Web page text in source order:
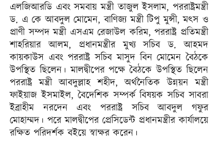
এলজিআরডি এবং সমবায় মন্ত্রী তাজুল ইসলাম, পররাষ্ট্রমন্ত্রী
ড. এ কে আবদুল মোমেন, বাণিজ্য মন্ত্রী টিপু মুন্সী, মৎস ও
প্রাণী সম্পদ মন্ত্রী এসএম রেজাউল করিম, পররাষ্ট্র প্রতিমন্ত্রী
শাহরিয়ার আলম, প্রধানমন্ত্রীর মুখ্য সচিব ড. আহমদ
কায়কাউস এবং পররাষ্ট্র সচিব মাসুদ বিন মোমেন বৈঠকে
উপস্থিত ছিলেন। মালদ্বীপের পক্ষে বৈঠকে উপস্থিত ছিলেন
পররাষ্ট্র মন্ত্রী আবদুল্লাহ শহীদ, অর্থনৈতিক উন্নয়ন মন্ত্রী
ফাইয়াজ ইসমাইল, বৈদেশিক সম্পর্ক বিষয়ক সচিব সাবরা
ইব্রাহীম নরদেন এবং পররাষ্ট্র সচিব আবদুল গফুর
মোহাম্মদ। পরে মালদ্বীপের প্রেসিডেন্ট প্রধানমন্ত্রীর কার্যালয়ে
রক্ষিত পরিদর্শক বইয়ে স্বাক্ষর করেন।